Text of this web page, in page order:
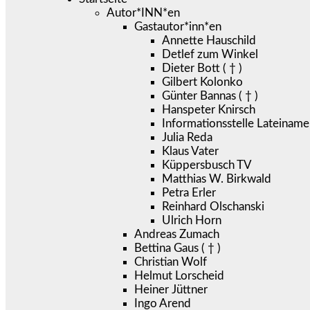
Autor*INN*en
Gastautor*inn*en
Annette Hauschild
Detlef zum Winkel
Dieter Bott ( † )
Gilbert Kolonko
Günter Bannas ( † )
Hanspeter Knirsch
Informationsstelle
Julia Reda
Klaus Vater
Küppersbusch TV
Matthias W. Birkwald
Petra Erler
Reinhard Olschanski
Ulrich Horn
Andreas Zumach
Bettina Gaus ( † )
Christian Wolf
Helmut Lorscheid
Heiner Jüttner
Ingo Arend